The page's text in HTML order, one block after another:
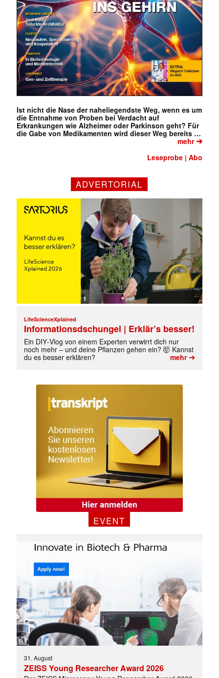
Ist nicht die Nase der naheliegendste Weg, wenn es um
die Entnahme von Proben bei Verdacht auf
Erkrankungen wie Alzheimer oder Parkinson geht? Für
die Gabe von Medikamenten wird dieser Weg bereits …
mehr➔
Leseprobe |Abo
ADVERTORIAL
LifeScienceXplained
Informationsdschungel | Erklär’s besser!
Ein DIY‑Vlog von einem Experten verwirrt dich nur
noch mehr – und deine Pflanzen gehen ein? 🤯 Kannst
du es besser erklären?
mehr➔
EVENT
31. August
ZEISS Young Researcher Award 2026